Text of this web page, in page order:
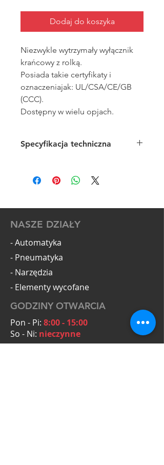
Dodaj do koszyka
Niezwykle wytrzymały wyłącznik
krańcowy z rolką.
Posiada takie certyfikaty i
oznaczeniajak: UL/CSA/CE/GB
(CCC).
Dostępny w wielu opjach.
Specyfikacja techniczna
Konfiguracja wyjśćia:
Maksymalny prąd styków:
Pełny katalog do pobrania.
NASZE DZIAŁY
- Automatyka
- Pneumatyka
- Narzędzia
- Elementy wycofane
GODZINY OTWARCIA
Pon - Pi: 8:00 - 15:00
So - Ni: nieczynne